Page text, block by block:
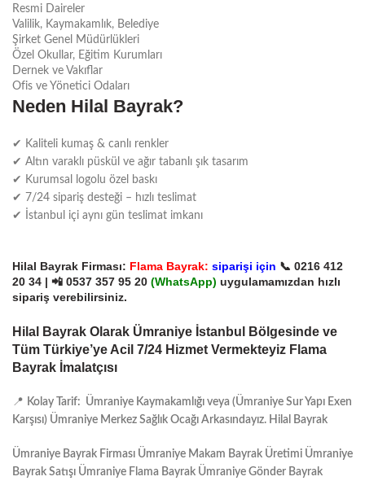
Resmi Daireler
Valilik, Kaymakamlık, Belediye
Şirket Genel Müdürlükleri
Özel Okullar, Eğitim Kurumları
Dernek ve Vakıflar
Ofis ve Yönetici Odaları
Neden Hilal Bayrak?
✔ Kaliteli kumaş & canlı renkler
✔ Altın varaklı püskül ve ağır tabanlı şık tasarım
✔ Kurumsal logolu özel baskı
✔ 7/24 sipariş desteği – hızlı teslimat
✔ İstanbul içi aynı gün teslimat imkanı
Hilal Bayrak Firması: Flama Bayrak: siparişi için 📞 0216 412
20 34 | 📲 0537 357 95 20 (WhatsApp) uygulamamızdan hızlı
sipariş verebilirsiniz.
Hilal Bayrak Olarak Ümraniye İstanbul Bölgesinde ve
Tüm Türkiye’ye Acil 7/24 Hizmet Vermekteyiz Flama
Bayrak İmalatçısı
📍 Kolay Tarif: Ümraniye Kaymakamlığı veya (Ümraniye Sur Yapı Exen
Karşısı) Ümraniye Merkez Sağlık Ocağı Arkasındayız. Hilal Bayrak
Ümraniye Bayrak Firması Ümraniye Makam Bayrak Üretimi Ümraniye
Bayrak Satışı Ümraniye Flama Bayrak Ümraniye Gönder Bayrak